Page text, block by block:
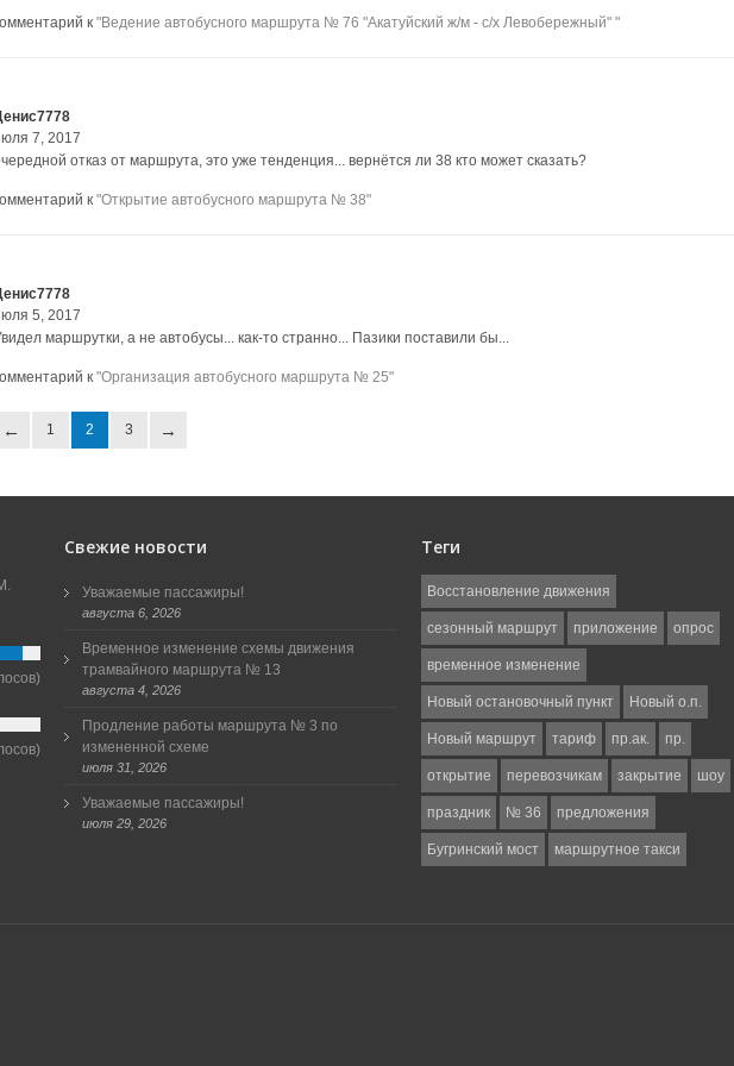
к "Ведение автобусного маршрута № 76 "Акатуйский ж/м - с/х Левобережный" "
7, 2017
отказ от маршрута, это уже тенденция... вернётся ли 38 кто может сказать?
к "Открытие автобусного маршрута № 38"
5, 2017
маршрутки, а не автобусы... как-то странно... Пазики поставили бы...
к "Организация автобусного маршрута № 25"
1 2 3
Свежие новости
Уважаемые пассажиры!
августа 6, 2026
Временное изменение схемы движения
трамвайного маршрута № 13
августа 4, 2026
Продление работы маршрута № 3 по
измененной схеме
июля 31, 2026
Уважаемые пассажиры!
июля 29, 2026
Теги
Восстановление движения
сезонный маршрут приложение опрос
временное изменение
Новый остановочный пункт Новый о.п.
Новый маршрут тариф пр.ак. пр.
открытие перевозчикам закрытие шоу
праздник № 36 предложения
Бугринский мост маршрутное такси